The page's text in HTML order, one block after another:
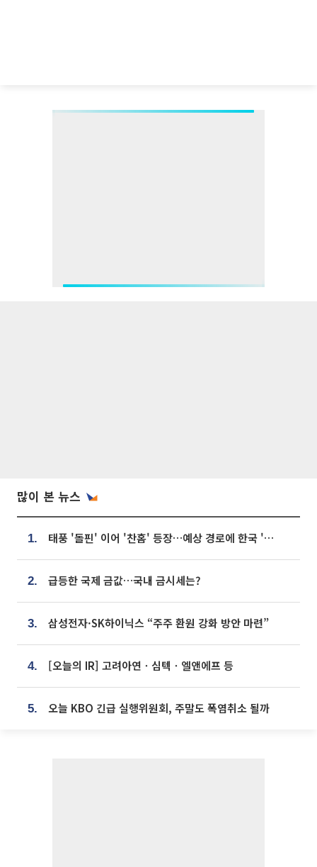
많이 본 뉴스
1. 태풍 '돌핀' 이어 '찬홈' 등장…예상 경로에 한국 '한숨'
2. 급등한 국제 금값…국내 금시세는?
3. 삼성전자·SK하이닉스 “주주 환원 강화 방안 마련”
4. [오늘의 IR] 고려아연ㆍ심텍ㆍ엘앤에프 등
5. 오늘 KBO 긴급 실행위원회, 주말도 폭염취소 될까